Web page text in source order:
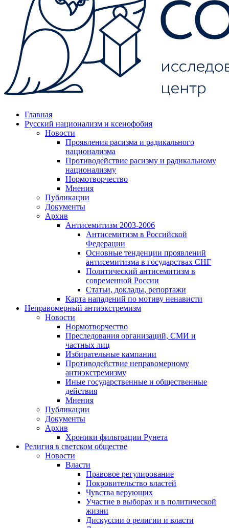
Главная
Русский национализм и ксенофобия
Новости
Проявления расизма и радикального
национализма
Противодействие расизму и радикальному
национализму
Нормотворчество
Мнения
Публикации
Документы
Архив
Антисемитизм 2003-2006
Антисемитизм в Российской
Федерации
Основные тенденции проявлений
антисемитизма в государствах СНГ
Политический антисемитизм в
современной России
Статьи, доклады, репортажи
Карта нападений по мотиву ненависти
Неправомерный антиэкстремизм
Новости
Нормотворчество
Преследования организаций, СМИ и
частных лиц
Избирательные кампании
Противодействие неправомерному
антиэкстремизму
Иные государственные и общественные
действия
Мнения
Публикации
Документы
Архив
Хроники фильтрации Рунета
Религия в светском обществе
Новости
Власти
Правовое регулирование
Покровительство властей
Чувства верующих
Участие в выборах и в политической
жизни
Дискуссии о религии и власти